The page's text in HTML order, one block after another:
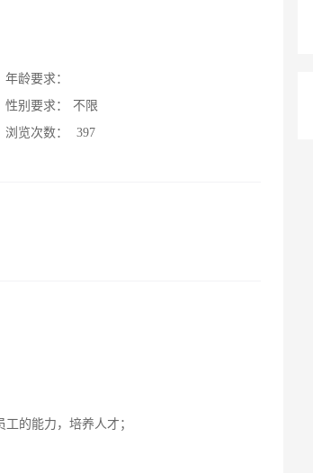
年龄要求：
性别要求：
不限
浏览次数：
397
的能力，培养人才；